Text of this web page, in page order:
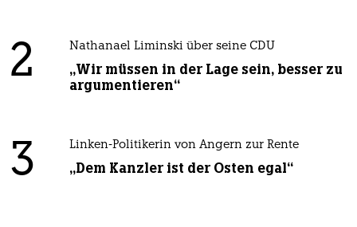
2 Nathanael Liminski über seine CDU
„Wir müssen in der Lage sein, besser zu
argumentieren“
3 Linken-Politikerin von Angern zur Rente
„Dem Kanzler ist der Osten egal“